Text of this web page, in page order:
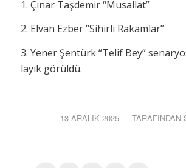
1. Çınar Taşdemir “Musallat”
2. Elvan Ezber “Sihirli Rakamlar”
3. Yener Şentürk “Telif Bey”
layık görüldü.
13 ARALIK 2025
/ TARAFINDAN